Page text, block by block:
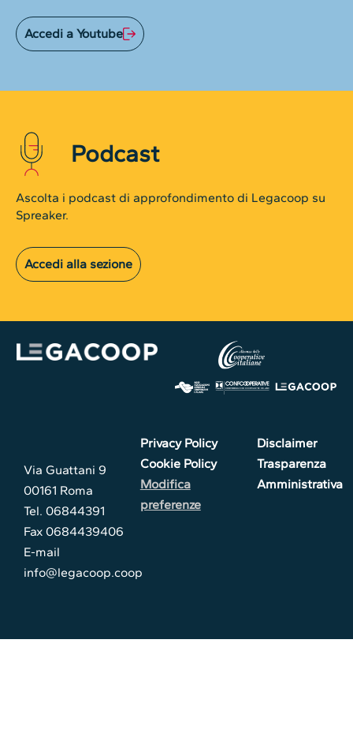
Accedi a Youtube
Podcast
Ascolta i podcast di approfondimento di Legacoop su
Spreaker.
Accedi alla sezione
Via Guattani 9
00161 Roma
Tel. 06844391
Fax 0684439406
E-mail
info@legacoop.coop
Privacy Policy
Cookie Policy
Modifica
preferenze
Disclaimer
Trasparenza
Amministrativa